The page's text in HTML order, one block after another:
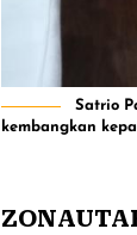
Satrio
kembangkan